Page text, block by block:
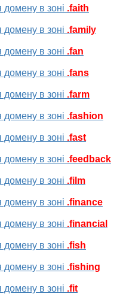
домену в зоні .faith
домену в зоні .family
домену в зоні .fan
домену в зоні .fans
домену в зоні .farm
домену в зоні .fashion
домену в зоні .fast
домену в зоні .feedback
домену в зоні .film
домену в зоні .finance
домену в зоні .financial
домену в зоні .fish
домену в зоні .fishing
домену в зоні .fit